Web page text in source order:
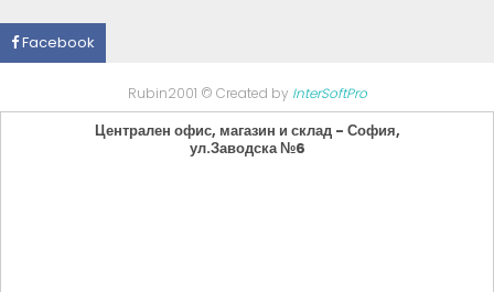
Facebook
Rubin2001 © Created by InterSoftPro
Централен офис, магазин и склад - София,
ул.Заводска №6